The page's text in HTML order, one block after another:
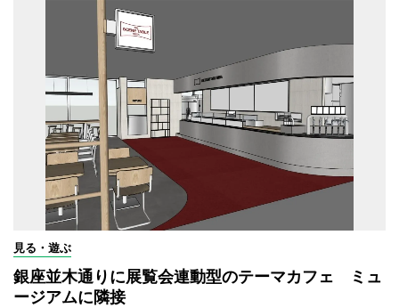
見る・遊ぶ
銀座並木通りに展覧会連動型のテーマカフェ ミュ
ージアムに隣接